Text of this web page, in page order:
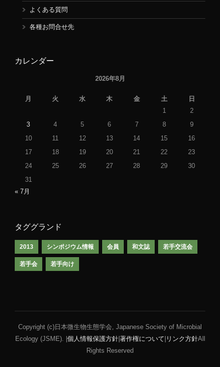
よくある質問
各種お問合せ先
カレンダー
2026年8月
月 火 水 木 金 土
日
1
2
3
4 5 6 7 8
9
10
11 12 13 14 15
16
17
18 19 20 21 22
23
24
25 26 27 28 29
30
31
« 7月
タググランド
2013 シンポジウム情報 会員 和文誌 若手交流会
若手会 若手向け
Copyright (c)日本微生物生態学会, Japanese Society of Microbial
Ecology (JSME). | 個人情報保護方針| 著作権について リンク方針All
Rights Reserved